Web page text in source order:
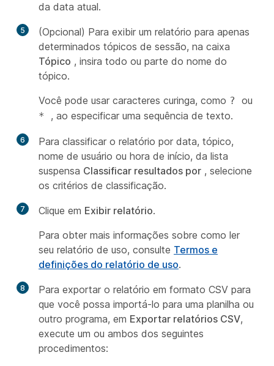
da data atual.
5
(Opcional) Para exibir um relatório para apenas
determinados tópicos de sessão, na caixa
Tópico , insira todo ou parte do nome do
tópico.
Você pode usar caracteres curinga, como ? ou
* , ao especificar uma sequência de texto.
6
Para classificar o relatório por data, tópico,
nome de usuário ou hora de início, da lista
suspensa Classificar resultados por , selecione
os critérios de classificação.
7 Clique em Exibir relatório.
Para obter mais informações sobre como ler
seu relatório de uso, consulte Termos e
definições do relatório de uso.
8
Para exportar o relatório em formato CSV para
que você possa importá-lo para uma planilha ou
outro programa, em Exportar relatórios CSV,
execute um ou ambos dos seguintes
procedimentos: